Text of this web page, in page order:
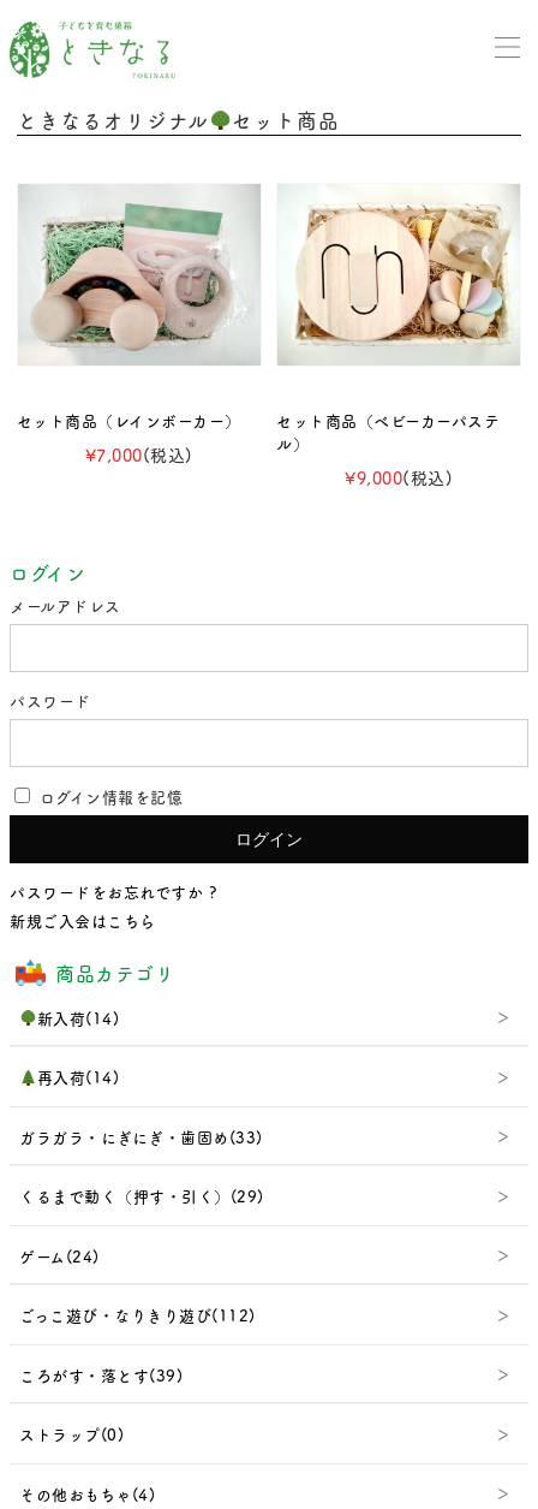
ときなるオリジナル セット商品
セット商品（レインボーカー）
¥7,000(税込)
セット商品（ベビーカーパステ
ル）
¥9,000(税込)
ログイン
メールアドレス
パスワード
ログイン情報を記憶
パスワードをお忘れですか ?
新規ご入会はこちら
商品カテゴリ
新入荷(14)
再入荷(14)
ガラガラ・にぎにぎ・歯固め(33)
くるまで動く（押す・引く）(29)
ゲーム(24)
ごっこ遊び・なりきり遊び(112)
ころがす・落とす(39)
ストラップ(0)
その他おもちゃ(4)